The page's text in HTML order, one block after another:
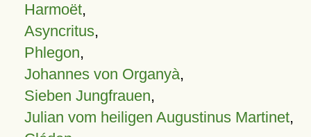
Harmoët,
Asyncritus,
Phlegon,
Johannes von Organyà,
Sieben Jungfrauen,
Julian vom heiligen Augustinus Martinet,